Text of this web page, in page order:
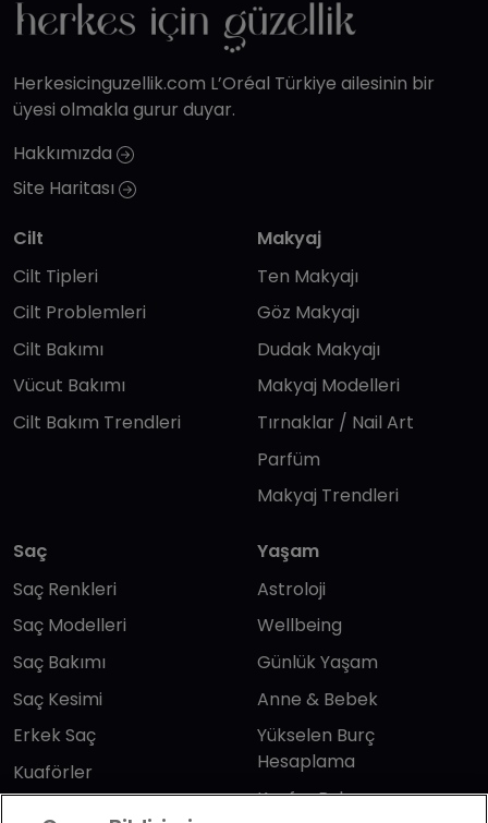
Herkesicinguzellik.com L’Oréal Türkiye ailesinin bir
üyesi olmakla gurur duyar.
Hakkımızda
Site Haritası
Cilt
Cilt Tipleri
Cilt Problemleri
Cilt Bakımı
Vücut Bakımı
Cilt Bakım Trendleri
Makyaj
Ten Makyajı
Göz Makyajı
Dudak Makyajı
Makyaj Modelleri
Tırnaklar / Nail Art
Parfüm
Makyaj Trendleri
Saç
Saç Renkleri
Saç Modelleri
Saç Bakımı
Saç Kesimi
Erkek Saç
Kuaförler
Yaşam
Astroloji
Wellbeing
Günlük Yaşam
Anne & Bebek
Yükselen Burç
Hesaplama
Kuafor Bulma